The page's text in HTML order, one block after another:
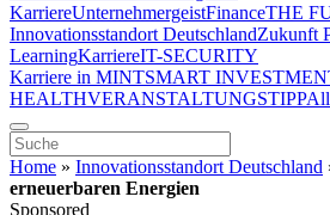
KarriereUnternehmergeistFinanceTHE
Innovationsstandort DeutschlandZukunft
LearningKarriereIT-SECURITY
Karriere in MINTSMART
HEALTHVERANSTALTUNGSTIPP
Home » Innovationsstandort Deutschland
erneuerbaren Energien
Sponsored